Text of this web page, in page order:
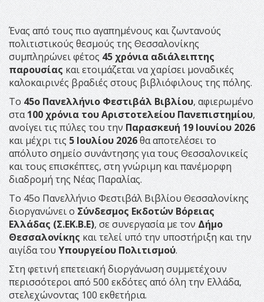
Ένας από τους πιο αγαπημένους και ζωντανούς
πολιτιστικούς θεσμούς της Θεσσαλονίκης
συμπληρώνει φέτος 45 χρόνια αδιάλειπτης
παρουσίας και ετοιμάζεται να χαρίσει μοναδικές
καλοκαιρινές βραδιές στους βιβλιόφιλους της πόλης.
Το 45ο Πανελλήνιο Φεστιβάλ Βιβλίου, αφιερωμένο
στα100 χρόνια του Αριστοτελείου Πανεπιστημίου,
ανοίγει τις πύλες του την Παρασκευή 19 Ιουνίου 2026
και μέχρι τις5 Ιουλίου 2026θα αποτελέσει το
απόλυτο σημείο συνάντησης για τους Θεσσαλονικείς
και τους επισκέπτες, στη γνώριμη και πανέμορφη
διαδρομή της Νέας Παραλίας.
Το 45ο Πανελλήνιο Φεστιβάλ Βιβλίου Θεσσαλονίκης
διοργανώνει ο Σύνδεσμος Εκδοτών Βόρειας
Ελλάδας (Σ.ΕΚ.Β.Ε), σε συνεργασία με τον Δήμο
Θεσσαλονίκης και τελεί υπό την υποστήριξη και την
αιγίδα του Υπουργείου Πολιτισμού.
Στη φετινή επετειακή διοργάνωση συμμετέχουν
περισσότεροι από 500 εκδότες από όλη την Ελλάδα,
στελεχώνοντας 100 εκθετήρια.